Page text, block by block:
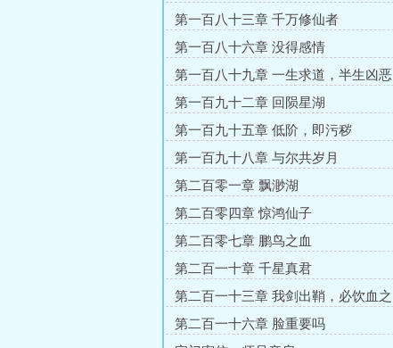
第一百八十三章 千万修仙者
第一百八十六章 没得感情
第一百八十九章 一生求道，半生凶恶
第一百九十二章 回陨星湖
第一百九十五章 低阶，即污秽
第一百九十八章 与尔共岁月
第二百零一章 飘渺湖
第二百零四章 惊鸿仙子
第二百零七章 鹏鸟之血
第二百一十章 千星真君
第二百一十三章 我剑出鞘，必饮血之
第二百一十六章 脸重要吗